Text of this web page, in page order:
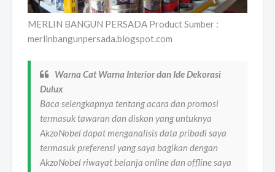
MERLIN BANGUN PERSADA Product Sumber :
merlinbangunpersada.blogspot.com
Warna Cat Warna Interior dan Ide Dekorasi
Dulux
Baca selengkapnya tentang acara dan promosi
termasuk tawaran dan diskon yang untuknya
AkzoNobel dapat menganalisis data pribadi saya
termasuk preferensi yang saya bagikan dengan
AkzoNobel riwayat belanja online dan offline saya